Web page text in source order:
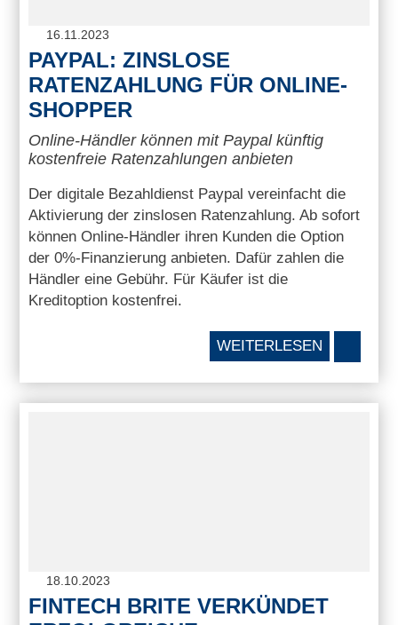
16.11.2023
PAYPAL: ZINSLOSE
RATENZAHLUNG FÜR ONLINE-
SHOPPER
Online-Händler können mit Paypal künftig
kostenfreie Ratenzahlungen anbieten
Der digitale Bezahldienst Paypal vereinfacht die
Aktivierung der zinslosen Ratenzahlung. Ab sofort
können Online-Händler ihren Kunden die Option
der 0%-Finanzierung anbieten. Dafür zahlen die
Händler eine Gebühr. Für Käufer ist die
Kreditoption kostenfrei.
WEITERLESEN
18.10.2023
FINTECH BRITE VERKÜNDET